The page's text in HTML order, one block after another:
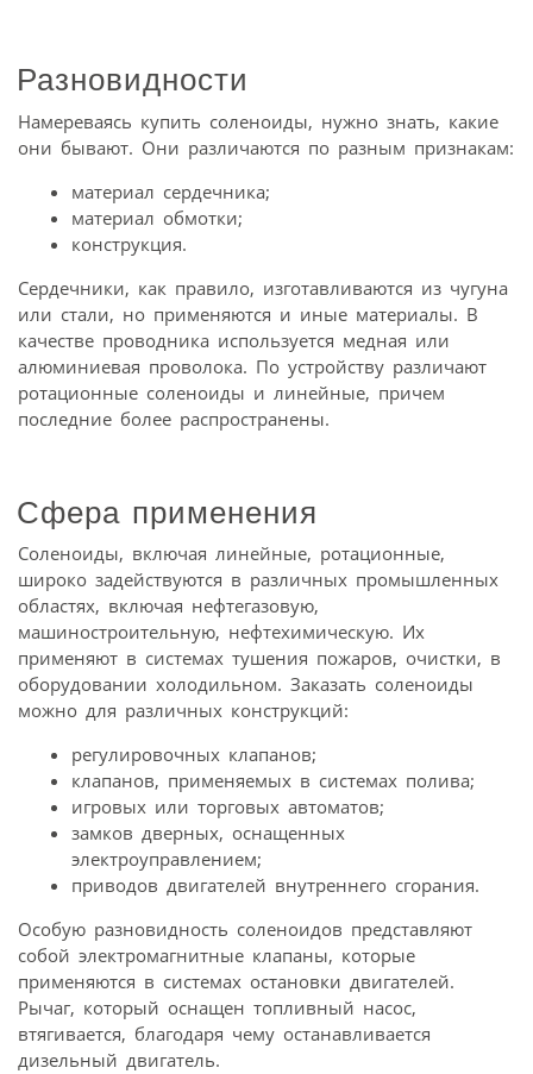
Разновидности
Намереваясь купить соленоиды, нужно знать, какие
они бывают. Они различаются по разным признакам:
материал сердечника;
материал обмотки;
конструкция.
Сердечники, как правило, изготавливаются из чугуна
или стали, но применяются и иные материалы. В
качестве проводника используется медная или
алюминиевая проволока. По устройству различают
ротационные соленоиды и линейные, причем
последние более распространены.
Сфера применения
Соленоиды, включая линейные, ротационные,
широко задействуются в различных промышленных
областях, включая нефтегазовую,
машиностроительную, нефтехимическую. Их
применяют в системах тушения пожаров, очистки, в
оборудовании холодильном. Заказать соленоиды
можно для различных конструкций:
регулировочных клапанов;
клапанов, применяемых в системах полива;
игровых или торговых автоматов;
замков дверных, оснащенных
электроуправлением;
приводов двигателей внутреннего сгорания.
Особую разновидность соленоидов представляют
собой электромагнитные клапаны, которые
применяются в системах остановки двигателей.
Рычаг, который оснащен топливный насос,
втягивается, благодаря чему останавливается
дизельный двигатель.